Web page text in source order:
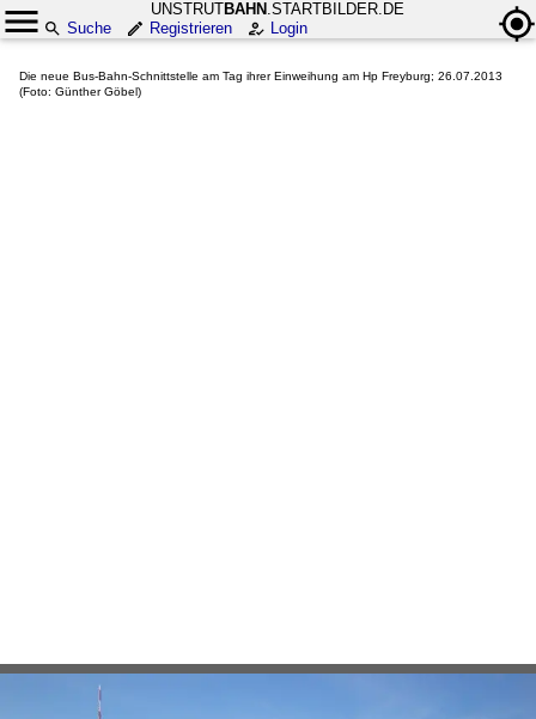
UNSTRUTBAHN .STARTBILDER.DE
Suche
Registrieren Login
Die neue Bus-Bahn-Schnittstelle am Tag ihrer Einweihung am Hp Freyburg; 26.07.2013
(Foto: Günther Göbel)